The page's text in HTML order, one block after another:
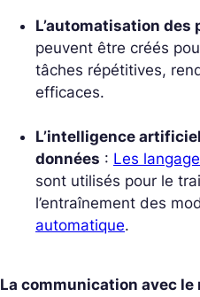
L’automatisation des
peuvent être créés
tâches répétitives,
efficaces.
L’intelligence
données : Les
sont utilisés pour le
l’entraînement des
automatique.
La communication avec